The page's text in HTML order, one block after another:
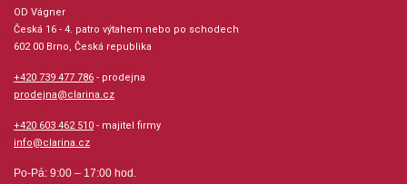
Počet skladeb: 15
Počet stran: 48
hudební úprava: klavír
Obsazení: solo
OD Vágner
Česká 16 - 4. patro výtahem nebo po schodech
602 00 Brno, Česká republika
+420 739 477 786 - prodejna
prodejna@clarina.cz
+420 603 462 510 - majitel firmy
info@clarina.cz
Po-Pá: 9:00 – 17:00 hod.